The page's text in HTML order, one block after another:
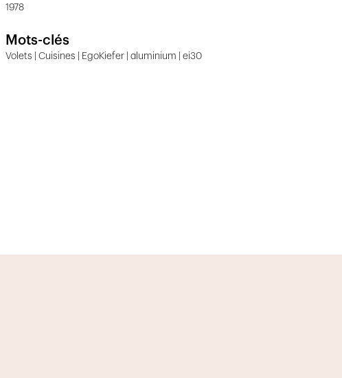
1978
Mots-clés
Volets | Cuisines | EgoKiefer | aluminium | ei30